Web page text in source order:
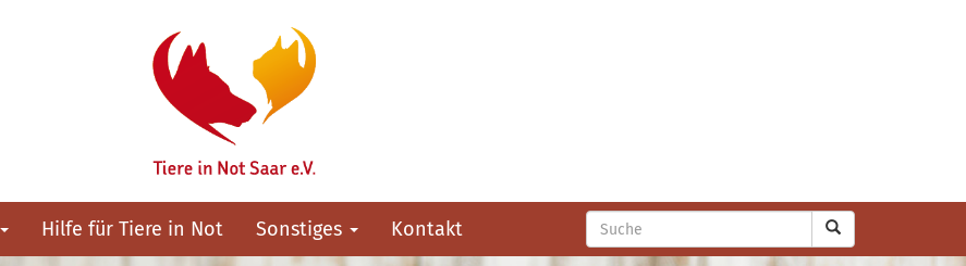
Hilfe für Tiere in Not Sonstiges Kontakt